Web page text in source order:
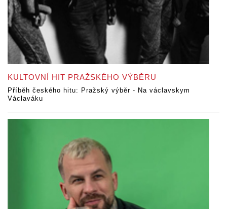
KULTOVNÍ HIT PRAŽSKÉHO VÝBĚRU
Příběh českého hitu: Pražský výběr - Na václavskym
Václaváku